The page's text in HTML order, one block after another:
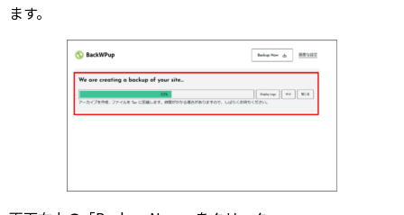
ます。